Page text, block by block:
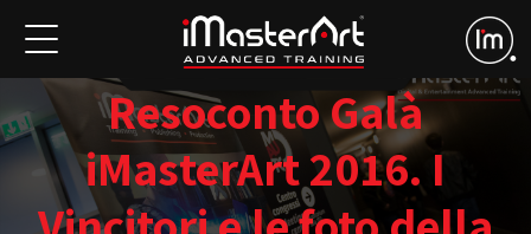
Resoconto Galà
iMasterArt 2016. I